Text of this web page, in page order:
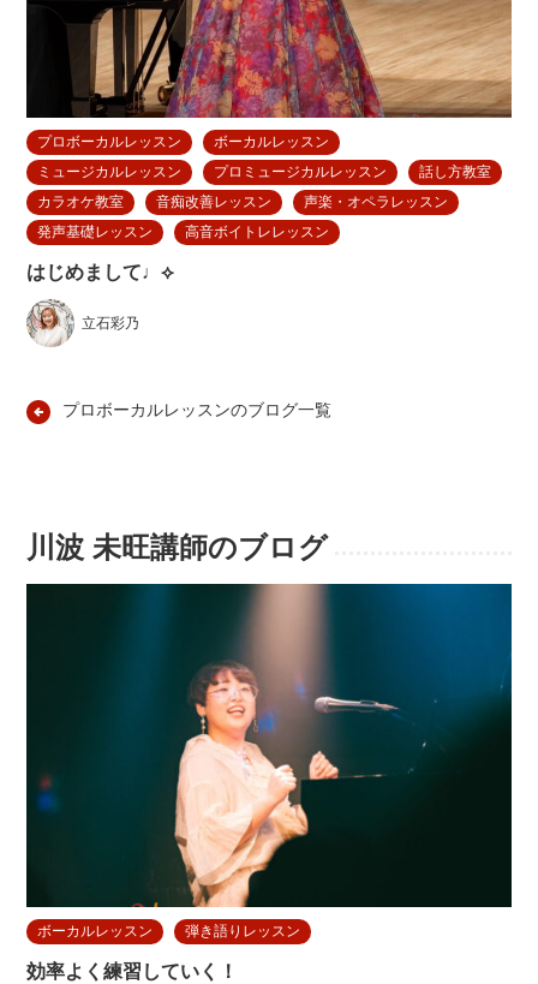
プロボーカルレッスン
ボーカルレッスン
ミュージカルレッスン
プロミュージカルレッスン
話し方教室
カラオケ教室
音痴改善レッスン
声楽・オペラレッスン
発声基礎レッスン
高音ボイトレレッスン
はじめまして♩⟡
立石彩乃
プロボーカルレッスンのブログ一覧
川波 未旺講師のブログ
ボーカルレッスン 弾き語りレッスン
効率よく練習していく！